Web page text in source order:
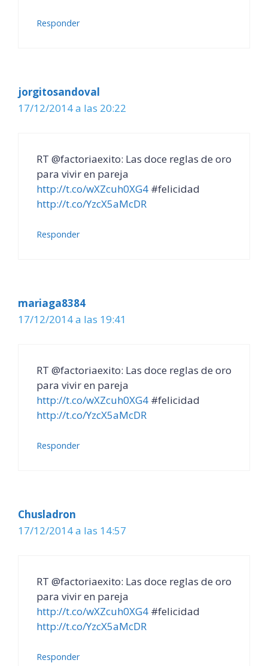
Responder
jorgitosandoval
17/12/2014 a las 20:22
RT @factoriaexito: Las doce reglas de oro
para vivir en pareja
http://t.co/wXZcuh0XG4 #felicidad
http://t.co/YzcX5aMcDR
Responder
mariaga8384
17/12/2014 a las 19:41
RT @factoriaexito: Las doce reglas de oro
para vivir en pareja
http://t.co/wXZcuh0XG4 #felicidad
http://t.co/YzcX5aMcDR
Responder
Chusladron
17/12/2014 a las 14:57
RT @factoriaexito: Las doce reglas de oro
para vivir en pareja
http://t.co/wXZcuh0XG4 #felicidad
http://t.co/YzcX5aMcDR
Responder